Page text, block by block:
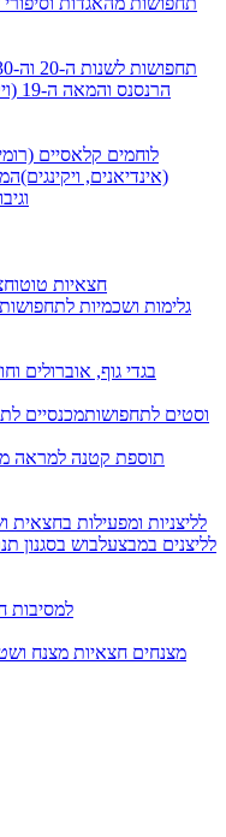
תחפושות לשנות ה-20 וה-30 (גטסבי)
הרנסנס והמאה ה-19 (ויקטוריאני)
לוחמים קלאסיים
(אינדיאנים, ויקינגים)
חצאיות טוטו
גלימות ושכמיות
בגדי גוף, אוברולים
וסטים לתחפושותמכנסיים
תוספת קטנה למראה
לליצניות ומפעילות בחצאית
לליצנים במבצעלבוש בסגנון
למסיבות
מצנחים חצאיות מצנח